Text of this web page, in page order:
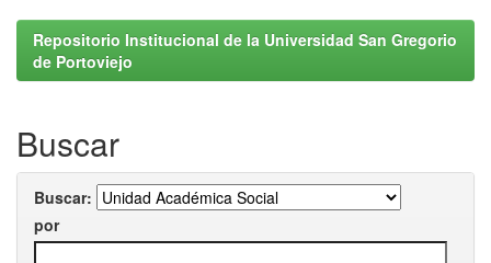
Repositorio Institucional de la Universidad San Gregorio
de Portoviejo
Buscar
Buscar:
por